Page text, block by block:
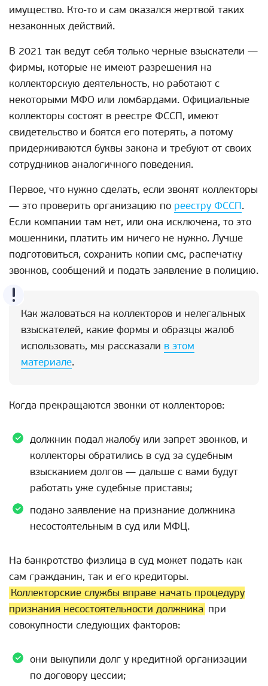
имущество. Кто-то и сам оказался жертвой таких
незаконных действий.
В 2021 так ведут себя только черные взыскатели —
фирмы, которые не имеют разрешения на
коллекторскую деятельность, но работают с
некоторыми МФО или ломбардами. Официальные
коллекторы состоят в реестре ФССП, имеют
свидетельство и боятся его потерять, а потому
придерживаются буквы закона и требуют от своих
сотрудников аналогичного поведения.
Первое, что нужно сделать, если звонят коллекторы
— это проверить организацию по реестру ФССП.
Если компании там нет, или она исключена, то это
мошенники, платить им ничего не нужно. Лучше
подготовиться, сохранить копии смс, распечатку
звонков, сообщений и подать заявление в полицию.
Как жаловаться на коллекторов и нелегальных
взыскателей, какие формы и образцы жалоб
использовать, мы рассказали в этом
материале.
Когда прекращаются звонки от коллекторов:
должник подал жалобу или запрет звонков, и
коллекторы обратились в суд за судебным
взысканием долгов — дальше с вами будут
работать уже судебные приставы;
подано заявление на признание должника
несостоятельным в суд или МФЦ.
На банкротство физлица в суд может подать как
сам гражданин, так и его кредиторы.
Коллекторские службы вправе начать процедуру
признания несостоятельности должника при
совокупности следующих факторов:
они выкупили долг у кредитной организации
по договору цессии;